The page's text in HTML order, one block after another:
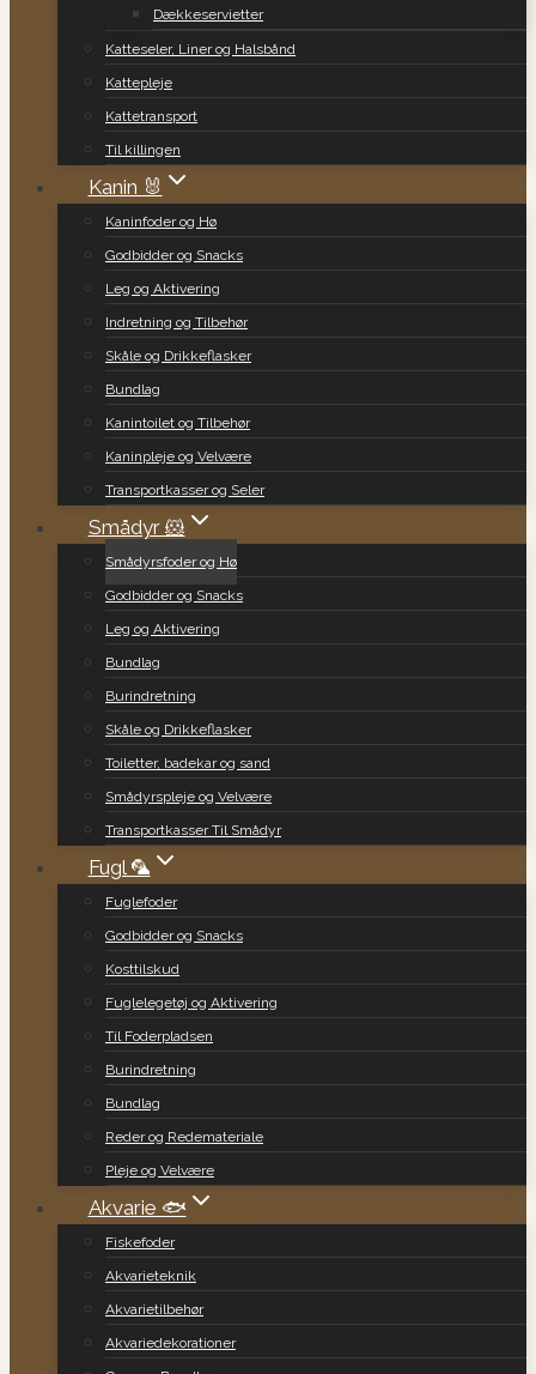
Dækkeservietter
Katteseler, Liner og Halsbånd
Kattepleje
Kattetransport
Til killingen
Kanin 🐰
Kaninfoder og Hø
Godbidder og Snacks
Leg og Aktivering
Indretning og Tilbehør
Skåle og Drikkeflasker
Bundlag
Kanintoilet og Tilbehør
Kaninpleje og Velvære
Transportkasser og Seler
Smådyr 🐹
Smådyrsfoder og Hø
Godbidder og Snacks
Leg og Aktivering
Bundlag
Burindretning
Skåle og Drikkeflasker
Toiletter, badekar og sand
Smådyrspleje og Velvære
Transportkasser Til Smådyr
Fugl 🦜
Fuglefoder
Godbidder og Snacks
Kosttilskud
Fuglelegetøj og Aktivering
Til Foderpladsen
Burindretning
Bundlag
Reder og Redemateriale
Pleje og Velvære
Akvarie 🐟
Fiskefoder
Akvarieteknik
Akvarietilbehør
Akvariedekorationer